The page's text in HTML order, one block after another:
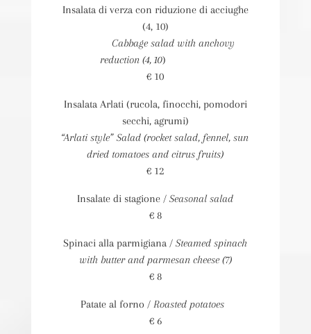
Insalata di verza con riduzione di acciughe
(4, 10)
Cabbage salad with anchovy
reduction (4, 10)
€ 10
Insalata Arlati (rucola, finocchi, pomodori
secchi, agrumi)
“Arlati style” Salad (rocket salad, fennel, sun
dried tomatoes and citrus fruits)
€ 12
Insalate di stagione /Seasonal salad
€ 8
Spinaci alla parmigiana /Steamed spinach
with butter and parmesan cheese (7)
€ 8
Patate al forno /Roasted potatoes
€ 6